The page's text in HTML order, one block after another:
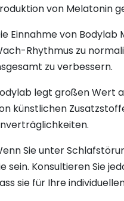
von Melatonin
Einnahme von
Rhythmus zu
zu verbessern.
legt großen Wert
künstlichen
Sie unter
sein. Konsultieren Sie
sie für Ihre